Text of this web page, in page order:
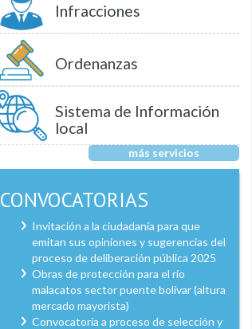
Infracciones
Ordenanzas
Sistema de Información
local
más servicios
CONVOCATORIAS
Invitación a la ciudadanía para que
emitan sus opiniones y sugerencias del
proceso de deliberación pública 2025
Obras de protección para el río
malacatos sector puente bolívar (altura
mercado mayorista)
Convocatoria a proceso de selección y